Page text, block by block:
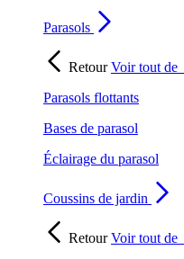
Parasols
RetourVoir tout de
Parasols flottants
Bases de parasol
Éclairage du parasol
Coussins de jardin
RetourVoir tout de